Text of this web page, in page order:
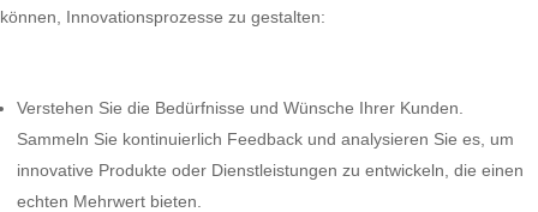
können, Innovationsprozesse zu gestalten:
Verstehen Sie die Bedürfnisse und Wünsche Ihrer Kunden.
Sammeln Sie kontinuierlich Feedback und analysieren Sie es, um
innovative Produkte oder Dienstleistungen zu entwickeln, die einen
echten Mehrwert bieten.